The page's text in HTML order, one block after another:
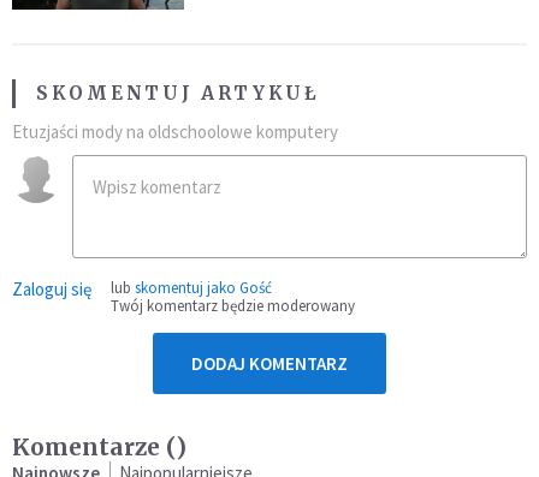
SKOMENTUJ ARTYKUŁ
Etuzjaści mody na oldschoolowe komputery
Zaloguj się lub skomentuj jako Gość
Twój komentarz będzie moderowany
DODAJ KOMENTARZ
Komentarze ()